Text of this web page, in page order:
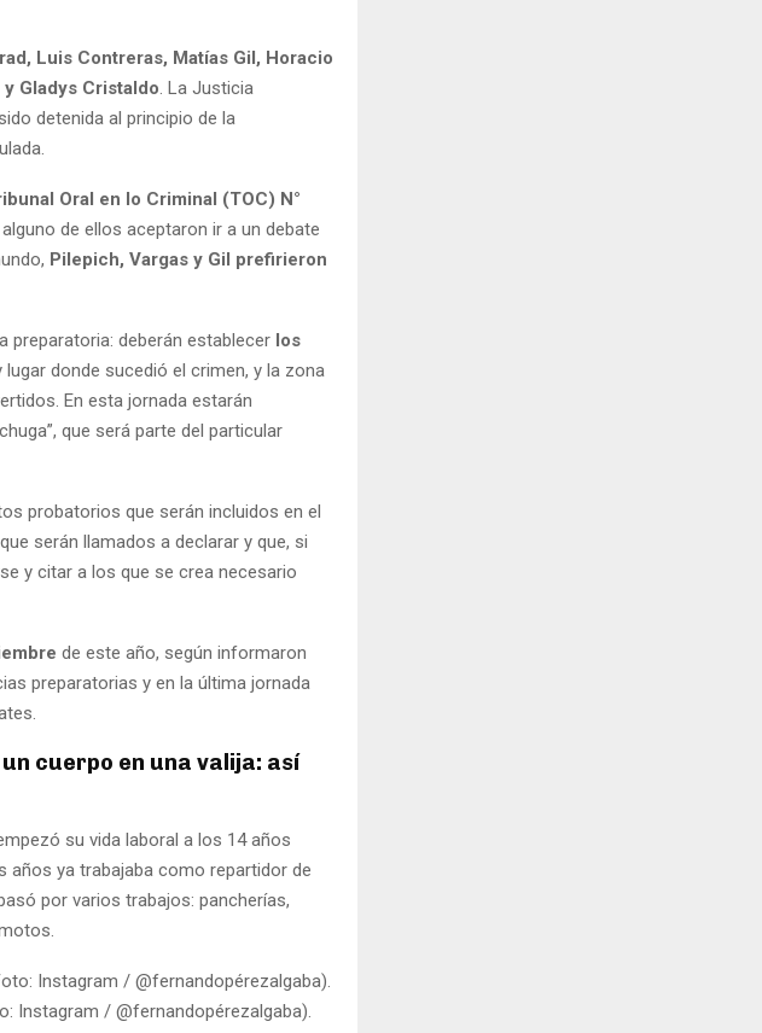
Luis Contreras, Matías Gil, Horacio
Gladys Cristaldo. La Justicia
detenida al principio de la
Oral en lo Criminal (TOC) N°
alguno de ellos aceptaron ir a un debate
Pilepich, Vargas y Gil prefirieron
preparatoria: deberán establecer los
donde sucedió el crimen, y la zona
En esta jornada estarán
que será parte del particular
probatorios que serán incluidos en el
serán llamados a declarar y que, si
y citar a los que se crea necesario
de este año, según informaron
preparatorias y en la última jornada
cuerpo en una valija: así
su vida laboral a los 14 años
años ya trabajaba como repartidor de
por varios trabajos: pancherías,
Instagram / @fernandopérezalgaba).